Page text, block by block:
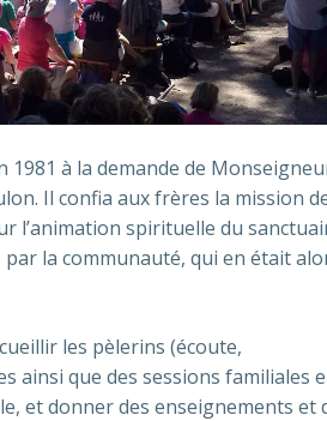
à la demande de
Il confia aux frères la mission
l’animation spirituelle du
la communauté, qui en était
les pèlerins (écoute,
ainsi que des sessions familiales
et donner des enseignements et